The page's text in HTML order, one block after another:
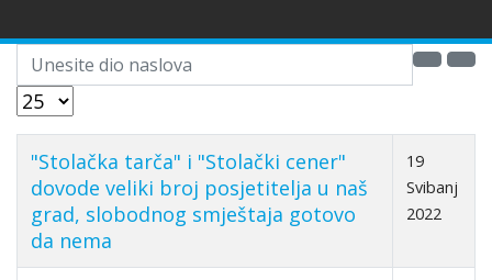
Unesite dio naslova
Prikaz #
"Stolačka tarča" i "Stolački cener"
dovode veliki broj posjetitelja u naš
grad, slobodnog smještaja gotovo
da nema
19
Svibanj
2022